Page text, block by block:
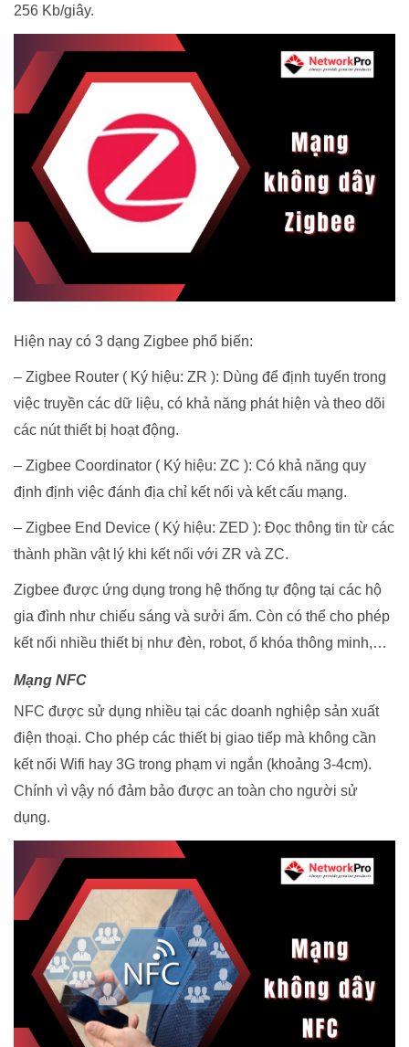
256 Kb/giây.
Hiện nay có 3 dạng Zigbee phổ biến:
– Zigbee Router ( Ký hiệu: ZR ): Dùng để định tuyến trong
việc truyền các dữ liệu, có khả năng phát hiện và theo dõi
các nút thiết bị hoạt động.
– Zigbee Coordinator ( Ký hiệu: ZC ): Có khả năng quy
định định việc đánh địa chỉ kết nối và kết cấu mạng.
– Zigbee End Device ( Ký hiệu: ZED ): Đọc thông tin từ các
thành phần vật lý khi kết nối với ZR và ZC.
Zigbee được ứng dụng trong hệ thống tự động tại các hộ
gia đình như chiếu sáng và sưởi ấm. Còn có thể cho phép
kết nối nhiều thiết bị như đèn, robot, ổ khóa thông minh,…
Mạng NFC
NFC được sử dụng nhiều tại các doanh nghiệp sản xuất
điện thoại. Cho phép các thiết bị giao tiếp mà không cần
kết nối Wifi hay 3G trong phạm vi ngắn (khoảng 3-4cm).
Chính vì vậy nó đảm bảo được an toàn cho người sử
dụng.